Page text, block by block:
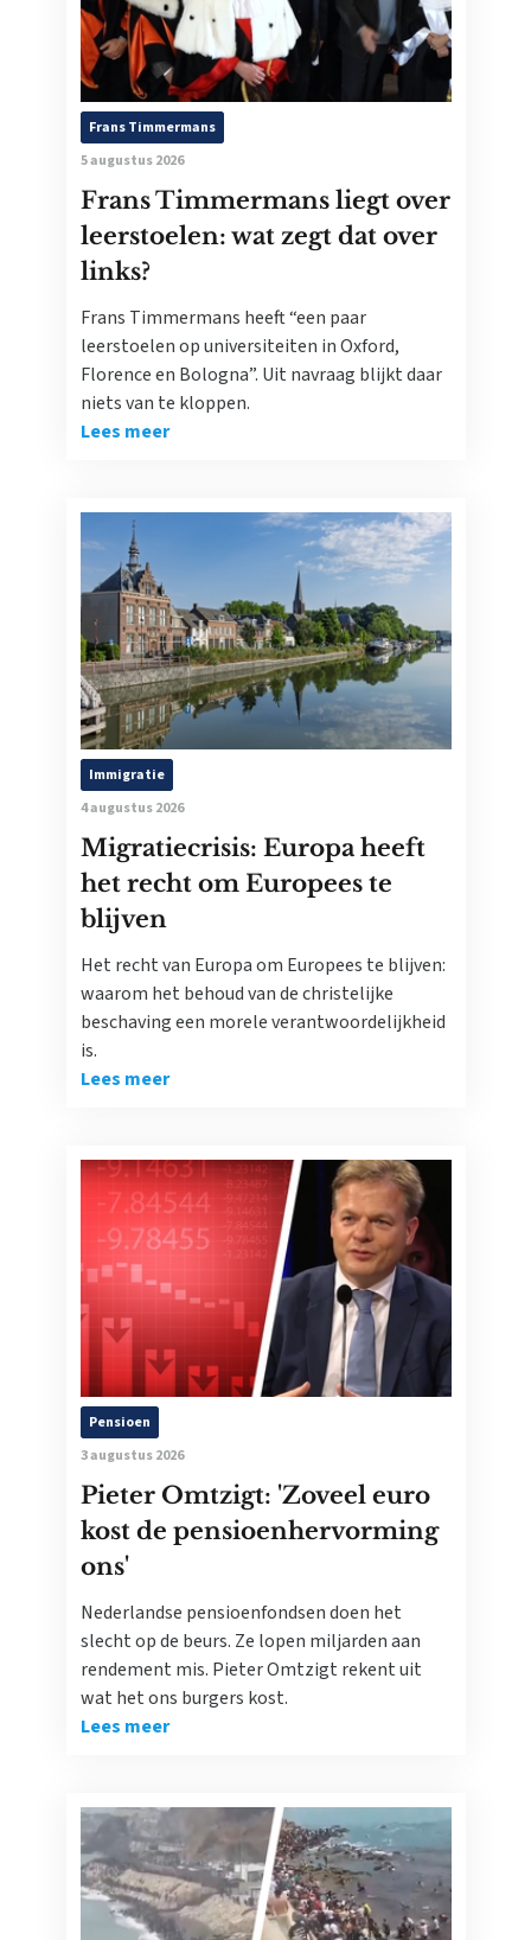
Frans Timmermans
5 augustus 2026
Frans Timmermans liegt over
leerstoelen: wat zegt dat over
links?
Frans Timmermans heeft “een paar
leerstoelen op universiteiten in Oxford,
Florence en Bologna”. Uit navraag blijkt daar
niets van te kloppen.
Lees meer
Immigratie
4 augustus 2026
Migratiecrisis: Europa heeft
het recht om Europees te
blijven
Het recht van Europa om Europees te blijven:
waarom het behoud van de christelijke
beschaving een morele verantwoordelijkheid
is.
Lees meer
Pensioen
3 augustus 2026
Pieter Omtzigt: 'Zoveel euro
kost de pensioenhervorming
ons'
Nederlandse pensioenfondsen doen het
slecht op de beurs. Ze lopen miljarden aan
rendement mis. Pieter Omtzigt rekent uit
wat het ons burgers kost.
Lees meer